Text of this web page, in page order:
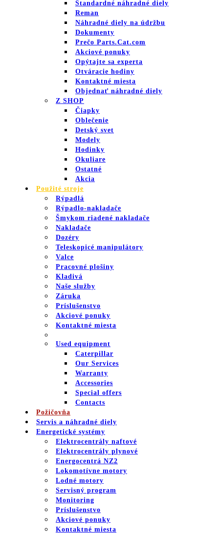
Štandardné náhradné diely
Reman
Náhradné diely na údržbu
Dokumenty
Prečo Parts.Cat.com
Akciové ponuky
Opýtajte sa experta
Otváracie hodiny
Kontaktné miesta
Objednať náhradné diely
Z SHOP
Čiapky
Oblečenie
Detský svet
Modely
Hodinky
Okuliare
Ostatné
Akcia
Použité stroje
Rýpadlá
Rýpadlo-nakladače
Šmykom riadené nakladače
Nakladače
Dozéry
Teleskopicé manipulátory
Valce
Pracovné plošiny
Kladivá
Naše služby
Záruka
Príslušenstvo
Akciové ponuky
Kontaktné miesta
Used equipment
Caterpillar
Our Services
Warranty
Accessories
Special offers
Contacts
Požičovňa
Servis a náhradné diely
Energetické systémy
Elektrocentrály naftové
Elektrocentrály plynové
Energocentrá NZ2
Lokomotívne motory
Lodné motory
Servisný program
Monitoring
Príslušenstvo
Akciové ponuky
Kontaktné miesta